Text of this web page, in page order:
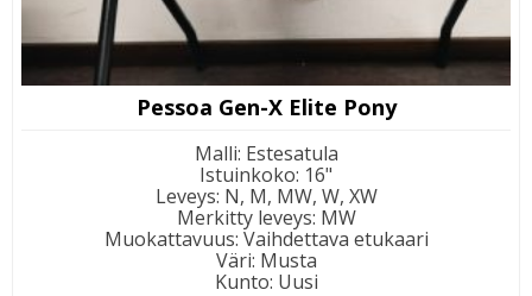
Pessoa Gen-X Elite Pony
Malli: Estesatula
Istuinkoko: 16"
Leveys: N, M, MW, W, XW
Merkitty leveys: MW
Muokattavuus: Vaihdettava etukaari
Väri: Musta
Kunto: Uusi